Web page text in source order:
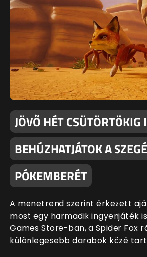
JÖVŐ HÉT CSÜTÖRTÖKIG
BEHÚZHATJÁTOK A
PÓKEMBERÉT
A menetrend szerint érkezett
most egy harmadik ingyenjáték
Games Store-ban, a Spider Fox
különlegesebb darabok közé